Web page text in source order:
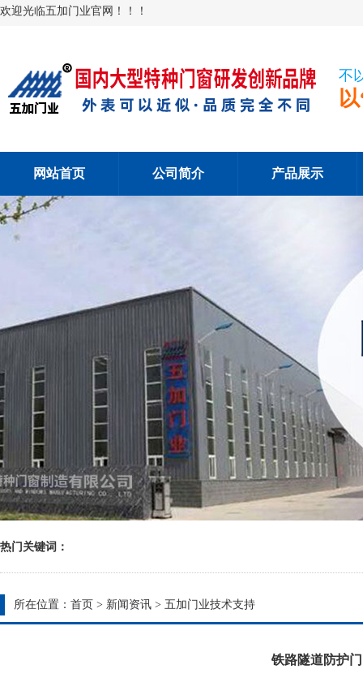
欢迎光临五加门业官网！！！
不
网站首页 公司简介 产品展示
热门关键词：
所在位置： 首页 > 新闻资讯 > 五加门业技术支持
铁路隧道防护